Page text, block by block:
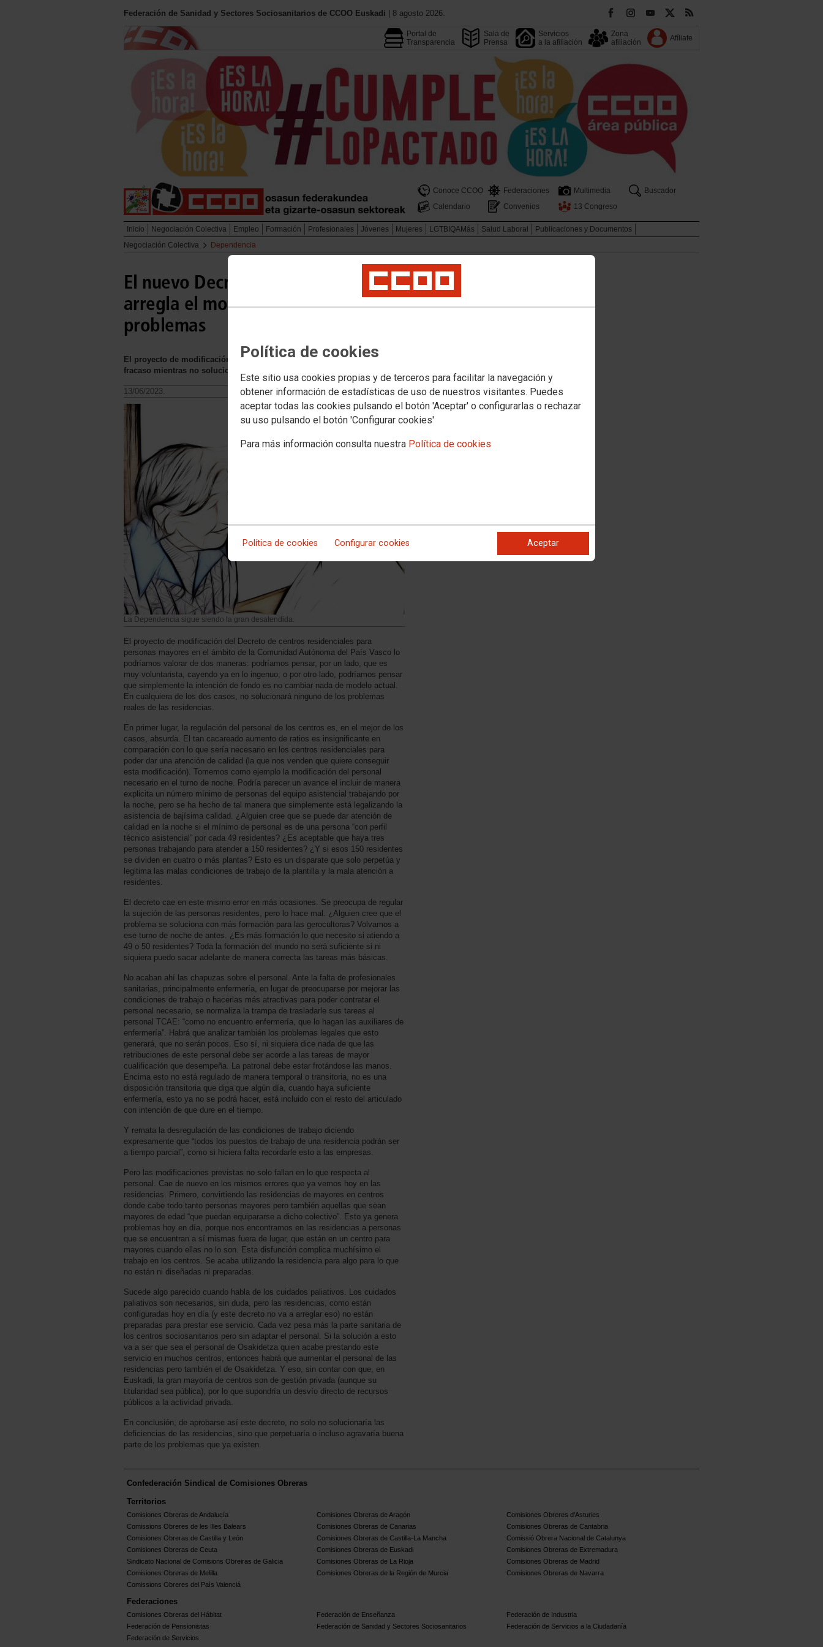
Política de cookies
Este sitio usa cookies propias y de terceros para facilitar la navegación y
obtener información de estadísticas de uso de nuestros visitantes. Puedes
aceptar todas las cookies pulsando el botón 'Aceptar' o configurarlas o rechazar
su uso pulsando el botón 'Configurar cookies'
Para más información consulta nuestra Política de cookies
Política de cookies Configurar cookies Aceptar
Federación de Sanidad y Sectores Sociosanitarios de CCOO Euskadi | 8 agosto 2026.
Portal de
Transparencia
Sala de
Prensa
Servicios
a la afiliación
Zona
afiliación
Afíliate
Conoce CCOO Federaciones Multimedia
Buscador
Calendario
Convenios 13 Congreso
Inicio Negociación Colectiva Empleo Formación Profesionales Jóvenes Mujeres LGTBIQAMás Salud Laboral
Publicaciones y Documentos
Negociación Colectiva
Dependencia
El nuevo Decreto de residencias de Euskadi no
arregla el modelo actual y traerá nuevos
problemas
El proyecto de modificación de la regulación de las residencias de Euskadi está condenado al
fracaso mientras no solucione de una vez el problema de la falta de personal en los centros.
13/06/2023.
La Dependencia sigue siendo la gran desatendida.
El proyecto de modificación del Decreto de centros residenciales para
personas mayores en el ámbito de la Comunidad Autónoma del País Vasco lo
podríamos valorar de dos maneras: podríamos pensar, por un lado, que es
muy voluntarista, cayendo ya en lo ingenuo; o por otro lado, podríamos pensar
que simplemente la intención de fondo es no cambiar nada de modelo actual.
En cualquiera de los dos casos, no solucionará ninguno de los problemas
reales de las residencias.
En primer lugar, la regulación del personal de los centros es, en el mejor de los
casos, absurda. El tan cacareado aumento de ratios es insignificante en
comparación con lo que sería necesario en los centros residenciales para
poder dar una atención de calidad (la que nos venden que quiere conseguir
esta modificación). Tomemos como ejemplo la modificación del personal
necesario en el turno de noche. Podría parecer un avance el incluir de manera
explicita un número mínimo de personas del equipo asistencial trabajando por
la noche, pero se ha hecho de tal manera que simplemente está legalizando la
asistencia de bajísima calidad. ¿Alguien cree que se puede dar atención de
calidad en la noche si el mínimo de personal es de una persona “con perfil
técnico asistencial” por cada 49 residentes? ¿Es aceptable que haya tres
personas trabajando para atender a 150 residentes? ¿Y si esos 150 residentes
se dividen en cuatro o más plantas? Esto es un disparate que solo perpetúa y
legitima las malas condiciones de trabajo de la plantilla y la mala atención a
residentes.
El decreto cae en este mismo error en más ocasiones. Se preocupa de regular
la sujeción de las personas residentes, pero lo hace mal. ¿Alguien cree que el
problema se soluciona con más formación para las gerocultoras? Volvamos a
ese turno de noche de antes. ¿Es más formación lo que necesito si atiendo a
49 o 50 residentes? Toda la formación del mundo no será suficiente si ni
siquiera puedo sacar adelante de manera correcta las tareas más básicas.
No acaban ahí las chapuzas sobre el personal. Ante la falta de profesionales
sanitarias, principalmente enfermería, en lugar de preocuparse por mejorar las
condiciones de trabajo o hacerlas más atractivas para poder contratar el
personal necesario, se normaliza la trampa de trasladarle sus tareas al
personal TCAE: “como no encuentro enfermería, que lo hagan las auxiliares de
enfermería”. Habrá que analizar también los problemas legales que esto
generará, que no serán pocos. Eso sí, ni siquiera dice nada de que las
retribuciones de este personal debe ser acorde a las tareas de mayor
cualificación que desempeña. La patronal debe estar frotándose las manos.
Encima esto no está regulado de manera temporal o transitoria, no es una
disposición transitoria que diga que algún día, cuando haya suficiente
enfermería, esto ya no se podrá hacer, está incluido con el resto del articulado
con intención de que dure en el tiempo.
Y remata la desregulación de las condiciones de trabajo diciendo
expresamente que “todos los puestos de trabajo de una residencia podrán ser
a tiempo parcial”, como si hiciera falta recordarle esto a las empresas.
Pero las modificaciones previstas no solo fallan en lo que respecta al
personal. Cae de nuevo en los mismos errores que ya vemos hoy en las
residencias. Primero, convirtiendo las residencias de mayores en centros
donde cabe todo tanto personas mayores pero también aquellas que sean
mayores de edad “que puedan equipararse a dicho colectivo”. Esto ya genera
problemas hoy en día, porque nos encontramos en las residencias a personas
que se encuentran a sí mismas fuera de lugar, que están en un centro para
mayores cuando ellas no lo son. Esta disfunción complica muchísimo el
trabajo en los centros. Se acaba utilizando la residencia para algo para lo que
no están ni diseñadas ni preparadas.
Sucede algo parecido cuando habla de los cuidados paliativos. Los cuidados
paliativos son necesarios, sin duda, pero las residencias, como están
configuradas hoy en día (y este decreto no va a arreglar eso) no están
preparadas para prestar ese servicio. Cada vez pesa más la parte sanitaria de
los centros sociosanitarios pero sin adaptar el personal. Si la solución a esto
va a ser que sea el personal de Osakidetza quien acabe prestando este
servicio en muchos centros, entonces habrá que aumentar el personal de las
residencias pero también el de Osakidetza. Y eso, sin contar con que, en
Euskadi, la gran mayoría de centros son de gestión privada (aunque su
titularidad sea pública), por lo que supondría un desvío directo de recursos
públicos a la actividad privada.
En conclusión, de aprobarse así este decreto, no solo no solucionaría las
deficiencias de las residencias, sino que perpetuaría o incluso agravaría buena
parte de los problemas que ya existen.
Confederación Sindical de Comisiones Obreras
Territorios
Comisiones Obreras de Andalucía Comisiones Obreras de Aragón
Comisiones Obreres d'Asturies
Comissions Obreres de les Illes Balears
Comisiones Obreras de Canarias
Comisiones Obreras de Cantabria
Comisiones Obreras de Castilla y León
Comisiones Obreras de Castilla-La Mancha
Comissió Obrera Nacional de Catalunya
Comisiones Obreras de Ceuta
Comisiones Obreras de Euskadi
Comisiones Obreras de Extremadura
Sindicato Nacional de Comisions Obreiras de Galicia
Comisiones Obreras de La Rioja
Comisiones Obreras de Madrid
Comisiones Obreras de Melilla
Comisiones Obreras de la Región de Murcia
Comisiones Obreras de Navarra
Comissions Obreres del Paìs Valenciá
Federaciones
Comisiones Obreras del Hábitat Federación de Enseñanza
Federación de Industria
Federación de Pensionistas
Federación de Sanidad y Sectores Sociosanitarios
Federación de Servicios a la Ciudadanía
Federación de Servicios